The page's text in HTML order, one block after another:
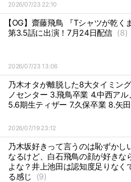
2026/07/23 22:10
【OG】齋藤飛鳥 『Tシャツが乾
第3.5話に出演！7月24日配信 (8)
2026/07/23 13:06
乃木オタが離脱した8大タイミン
ノセンター 3.飛鳥卒業 4.中西アル
5.6期生ティザー 7.久保卒業 8.矢
2026/07/19 23:12
乃木坂好きって言うのは恥ずかし
なるけど、白石飛鳥の顔が好きな
よな？井上池田は認知度足りなく
る感じ (9)